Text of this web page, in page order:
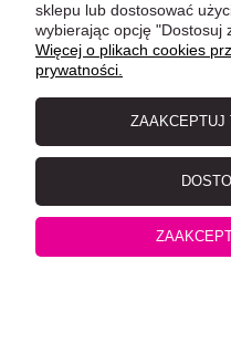
Catz Finefood
sklepu lub dostosować
wybierając opcję "Dostosuj
Więcej o plikach cookies
prywatności.
ZAAKCEPTUJ